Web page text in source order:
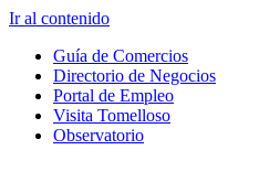
Ir al contenido
Guía de Comercios
Directorio de Negocios
Portal de Empleo
Visita Tomelloso
Observatorio